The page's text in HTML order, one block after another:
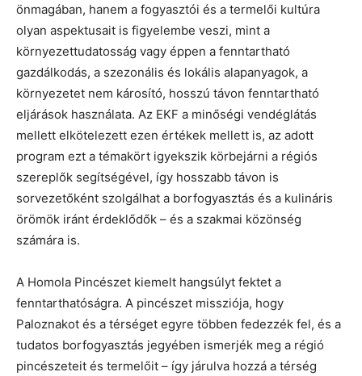
önmagában, hanem a fogyasztói és a termelői kultúra
olyan aspektusait is figyelembe veszi, mint a
környezettudatosság vagy éppen a fenntartható
gazdálkodás, a szezonális és lokális alapanyagok, a
környezetet nem károsító, hosszú távon fenntartható
eljárások használata. Az EKF a minőségi vendéglátás
mellett elkötelezett ezen értékek mellett is, az adott
program ezt a témakört igyekszik körbejárni a régiós
szereplők segítségével, így hosszabb távon is
sorvezetőként szolgálhat a borfogyasztás és a kulináris
örömök iránt érdeklődők – és a szakmai közönség
számára is.
A Homola Pincészet kiemelt hangsúlyt fektet a
fenntarthatóságra. A pincészet missziója, hogy
Paloznakot és a térséget egyre többen fedezzék fel, és a
tudatos borfogyasztás jegyében ismerjék meg a régió
pincészeteit és termelőit – így járulva hozzá a térség